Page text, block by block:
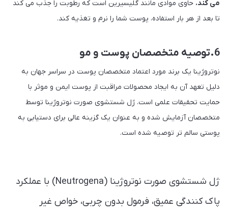
می کند. حاوی موادی مانند گلیسیرین است که رطوبت را جذب می کند
تا بعد از هر بار استفاده، پوست شما را نرم و تغذیه کند.
6.توصیه متخصصان پوست و مو
نوتروژینا یک برند مورد اعتماد متخصصان پوست در سراسر جهان به
دلیل تعهد آن به ایجاد محصولات مراقبت از پوست ایمن و موثر با
حمایت تحقیقات علمی است. ژل شستشوی صورت نوتروژینا توسط
متخصصان آزمایش شده و به عنوان یک گزینه عالی برای دستیابی به
پوستی سالم تر توصیه شده است.
ژل شستشوی صورت نوتروژینا (Neutrogena) با عملکرد
پاک کنندگی عمیق، فرمول بدون چربی، خواص غیر